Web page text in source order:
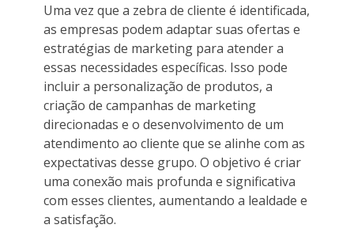
Uma vez que a zebra de cliente é identificada,
as empresas podem adaptar suas ofertas e
estratégias de marketing para atender a
essas necessidades específicas. Isso pode
incluir a personalização de produtos, a
criação de campanhas de marketing
direcionadas e o desenvolvimento de um
atendimento ao cliente que se alinhe com as
expectativas desse grupo. O objetivo é criar
uma conexão mais profunda e significativa
com esses clientes, aumentando a lealdade e
a satisfação.